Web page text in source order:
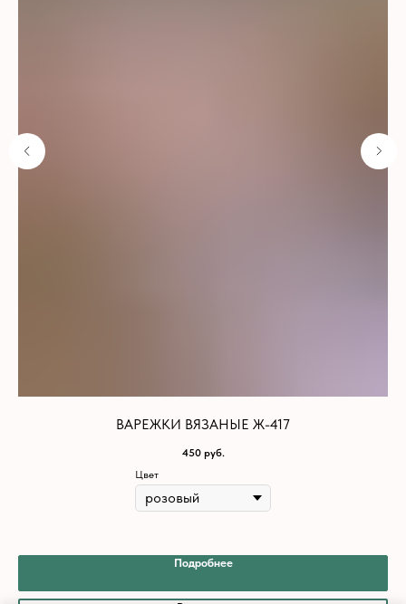
ВАРЕЖКИ ВЯЗАНЫЕ Ж-417
450 руб.
Цвет
Подробнее